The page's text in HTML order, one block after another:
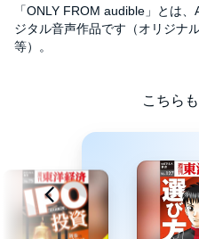
©東洋経済新報社 (P)2019
「ONLY FROM audible」とは
ジタル音声作品です（オリジナ
等）。
こちら